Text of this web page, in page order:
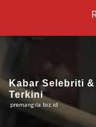
Kabar Selebriti
Terkini
premangila.biz.id